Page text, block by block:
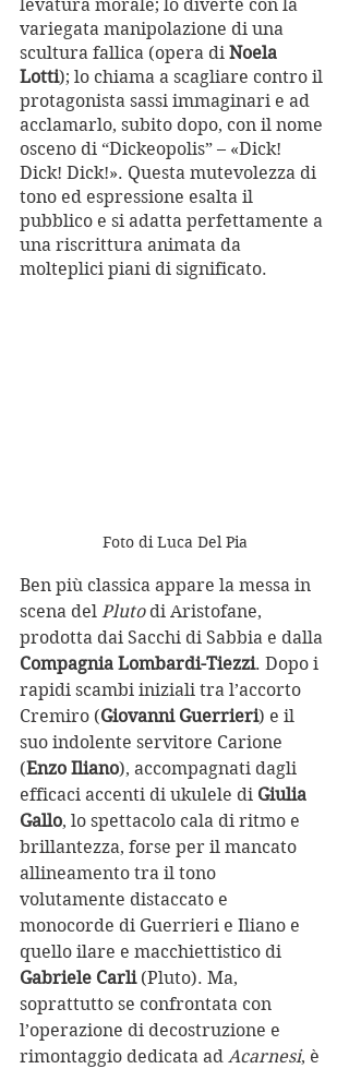
levatura morale; lo diverte con la
variegata manipolazione di una
scultura fallica (opera di Noela
Lotti); lo chiama a scagliare contro il
protagonista sassi immaginari e ad
acclamarlo, subito dopo, con il nome
osceno di “Dickeopolis” – «Dick!
Dick! Dick!». Questa mutevolezza di
tono ed espressione esalta il
pubblico e si adatta perfettamente a
una riscrittura animata da
molteplici piani di significato.
Foto di Luca Del Pia
Ben più classica appare la messa in
scena del Pluto di Aristofane,
prodotta dai Sacchi di Sabbia e dalla
Compagnia Lombardi-Tiezzi. Dopo i
rapidi scambi iniziali tra l’accorto
Cremiro (Giovanni Guerrieri) e il
suo indolente servitore Carione
(Enzo Iliano), accompagnati dagli
efficaci accenti di ukulele di Giulia
Gallo, lo spettacolo cala di ritmo e
brillantezza, forse per il mancato
allineamento tra il tono
volutamente distaccato e
monocorde di Guerrieri e Iliano e
quello ilare e macchiettistico di
Gabriele Carli (Pluto). Ma,
soprattutto se confrontata con
l’operazione di decostruzione e
rimontaggio dedicata ad Acarnesi, è